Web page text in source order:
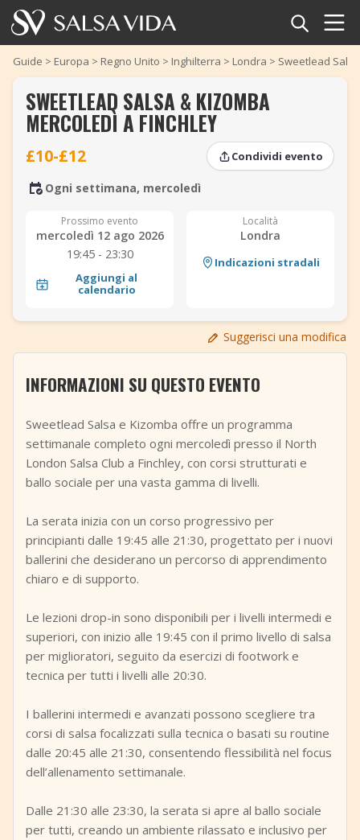
Home
Eventi
Articoli
Glossario della salsa
Aggiungi evento
Guide > Europa > Regno Unito > Inghilterra > Londra > Sweetlead
‹
‹ ›
SWEETLEAD SALSA & KIZOMBA
MERCOLEDÌ A FINCHLEY
£10-£12 Condividi evento
Ogni settimana, mercoledì
Prossimo evento
mercoledì 12 ago 2026
19:45 - 23:30
Aggiungi al
calendario
Località
Londra
Indicazioni stradali
Suggerisci una modifica
INFORMAZIONI SU QUESTO EVENTO
Sweetlead Salsa e Kizomba offre un programma
settimanale completo ogni mercoledì presso il North
London Salsa Club a Finchley, con corsi strutturati e
ballo sociale per una vasta gamma di livelli.
La serata inizia con un corso progressivo per
principianti dalle 19:45 alle 21:30, progettato per i nuovi
ballerini che desiderano un percorso di apprendimento
chiaro e di supporto.
Le lezioni drop-in sono disponibili per i livelli intermedi e
superiori, con inizio alle 19:45 con il primo livello di salsa
per miglioratori, seguito da esercizi di footwork e
tecnica per tutti i livelli alle 20:30.
I ballerini intermedi e avanzati possono scegliere tra
corsi di salsa focalizzati sulla tecnica o basati su routine
dalle 20:45 alle 21:30, consentendo flessibilità nel focus
dell’allenamento settimanale.
Dalle 21:30 alle 23:30, la serata si apre al ballo sociale
per tutti, creando un ambiente rilassato e inclusivo per